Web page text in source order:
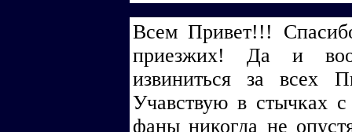
Всем Привет!!!
приезжих! Да и
извиниться за всех
Учавствую в стычках
фаны никогда не